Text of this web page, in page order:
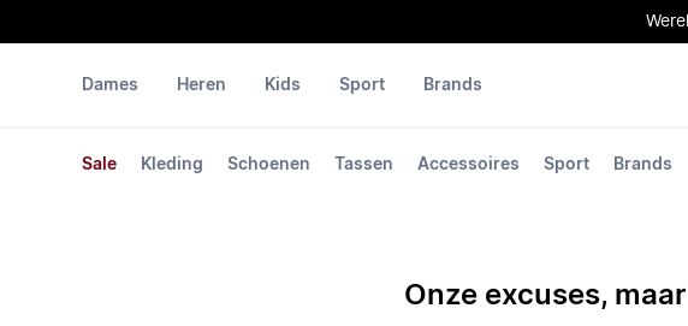
Dames
Sale Kleding Schoenen Tassen Accessoires Sport Brands
Heren Kids Sport Brands
Onze excuses,